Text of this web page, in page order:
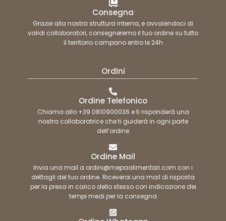
Consegna
Grazie alla nostra struttura interna, e avvalendoci di
validi collaboratori, consegneremo il tuo ordine su tutto
il territorio campano entro le 24h
Ordini
Ordine Telefonico
Chiama allo +39 0810900036 e ti risponderà una
nostra collaboratrice che ti guiderà in ogni parte
dell’ordine
Ordine Mail
Invia una mail a ordini@mepaalimentari.com con i
dettagli del tuo ordine. Riceverai una mail di risposta
per la presa in carico dello stesso con indicazione dei
tempi medi per la consegna